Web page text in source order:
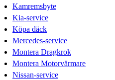
Kamremsbyte
Kia-service
Köpa däck
Mercedes-service
Montera Dragkrok
Montera Motorvärmare
Nissan-service